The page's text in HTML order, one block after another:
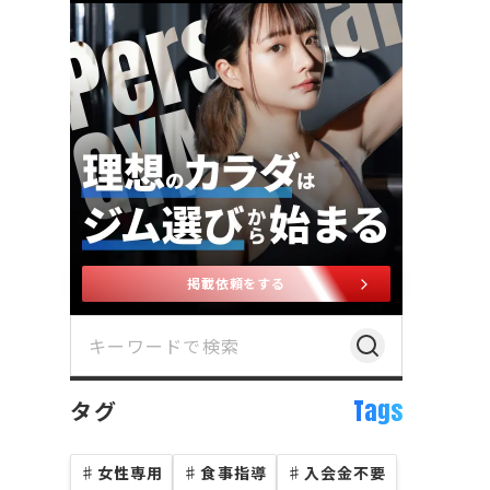
掲載依頼をする
タグ Tags
♯ 女性専用 ♯ 食事指導 ♯ 入会金不要